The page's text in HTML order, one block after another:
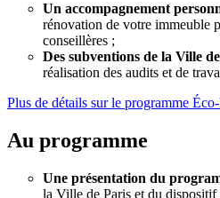
Un accompagnement
rénovation de votre immeuble
conseillères ;
Des subventions de la Ville
réalisation des audits et de
Plus de détails sur le programme
Au programme
Une présentation du
la Ville de Paris et du